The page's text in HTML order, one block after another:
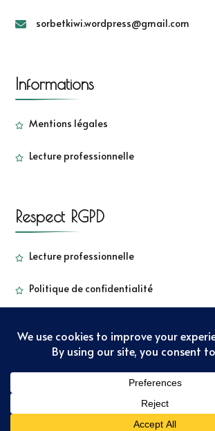
sorbetkiwi.wordpress@gmail.com
Informations
Mentions légales
Lecture professionnelle
Respect RGPD
Lecture professionnelle
Politique de confidentialité
Copyright - Sorbetkiwi - 2022
confidentialité